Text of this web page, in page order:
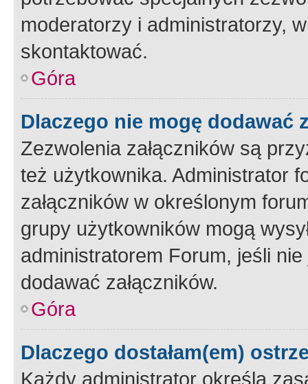
moderatorzy i administratorzy,
skontaktować.
Góra
Dlaczego nie mogę dodawać
Zezwolenia załączników są
też użytkownika. Administrator
załączników w określonym
grupy użytkowników mogą
administratorem Forum, jeśli
dodawać załączników.
Góra
Dlaczego dostałam(em)
Każdy administrator określa